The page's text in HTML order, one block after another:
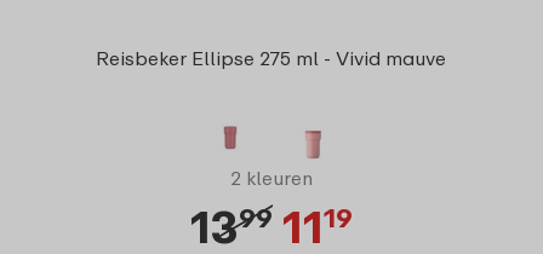
Reisbeker Ellipse 275 ml - Vivid mauve
2 kleuren
1399 1119